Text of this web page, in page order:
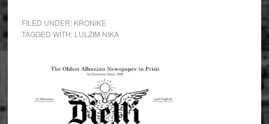
FILED UNDER: KRONIKE
TAGGED WITH: LULZIM NIKA